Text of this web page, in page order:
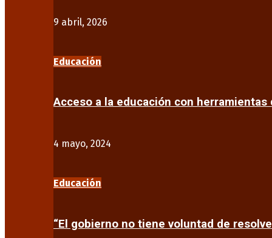
9 abril, 2026
Educación
Acceso a la educación con
4 mayo, 2024
Educación
“El gobierno no tiene voluntad de